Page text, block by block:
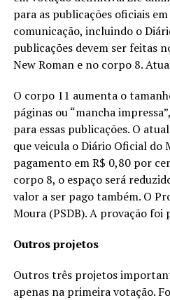
para as publicações oficiais
comunicação, incluindo o
publicações devem ser feitas
New Roman e no corpo 8.
O corpo 11 aumenta o
páginas ou “mancha
para essas publicações. O
que veicula o Diário Oficial do
pagamento em R$ 0,80 por
corpo 8, o espaço será
valor a ser pago também. O
Moura (PSDB). A provação foi
Outros projetos
Outros três projetos
apenas na primeira votação.